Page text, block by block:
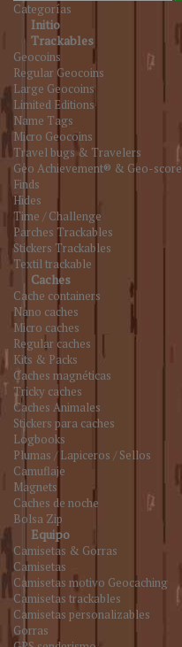
Categorías
Initio
Trackables
Geocoins
Regular Geocoins
Large Geocoins
Limited Editions
Name Tags
Micro Geocoins
Travel bugs & Travelers
Geo Achievement® & Geo-score
Finds
Hides
Time / Challenge
Parches Trackables
Stickers Trackables
Textil trackable
Caches
Cache containers
Nano caches
Micro caches
Regular caches
Kits & Packs
Caches magnéticas
Tricky caches
Caches Animales
Stickers para caches
Logbooks
Plumas / Lapiceros / Sellos
Camuflaje
Magnets
Caches de noche
Bolsa Zip
Equipo
Camisetas & Gorras
Camisetas
Camisetas motivo Geocaching
Camisetas trackables
Camisetas personalizables
Gorras